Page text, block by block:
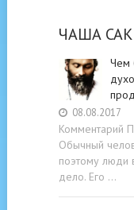
ЧАША
Чем
08.08.2017
Комментарий
Обычный
поэтому люди
дело. Его …